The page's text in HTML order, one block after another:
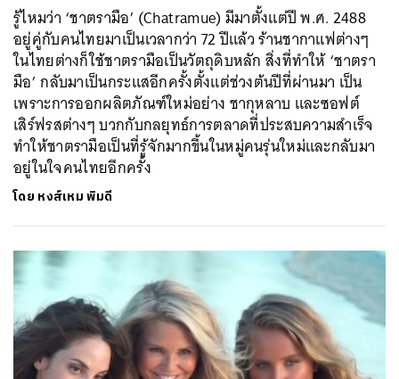
รู้ไหมว่า ‘ชาตรามือ’ (Chatramue) มีมาตั้งแต่ปี พ.ศ. 2488
อยู่คู่กับคนไทยมาเป็นเวลากว่า 72 ปีแล้ว ร้านชากาแฟต่างๆ
ในไทยต่างก็ใช้ชาตรามือเป็นวัตถุดิบหลัก สิ่งที่ทำให้ ‘ชาตรา
มือ’ กลับมาเป็นกระแสอีกครั้งตั้งแต่ช่วงต้นปีที่ผ่านมา เป็น
เพราะการออกผลิตภัณฑ์ใหม่อย่าง ชากุหลาบ และซอฟต์
เสิร์ฟรสต่างๆ บวกกับกลยุทธ์การตลาดที่ประสบความสำเร็จ
ทำให้ชาตรามือเป็นที่รู้จักมากขึ้นในหมู่คนรุ่นใหม่และกลับมา
อยู่ในใจคนไทยอีกครั้ง
โดย หงส์เหม พิมดี